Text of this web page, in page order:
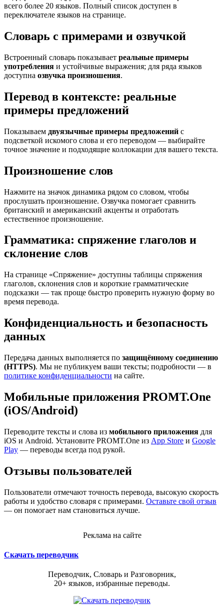
всего более 20 языков. Полный список доступен в
переключателе языков на странице.
Словарь с примерами и озвучкой
Встроенный словарь показывает реальные примеры
употребления и устойчивые выражения; для ряда языков
доступна озвучка произношения.
Перевод в контексте: реальные
примеры предложений
Показываем двуязычные примеры предложений с
подсветкой искомого слова и его переводом — выбирайте
точное значение и подходящие коллокации для вашего текста.
Произношение слов
Нажмите на значок динамика рядом со словом, чтобы
прослушать произношение. Озвучка помогает сравнить
британский и американский акценты и отработать
естественное произношение.
Грамматика: спряжение глаголов и
склонение слов
На странице «Спряжение» доступны таблицы спряжения
глаголов, склонения слов и короткие грамматические
подсказки — так проще быстро проверить нужную форму во
время перевода.
Конфиденциальность и безопасность
данных
Передача данных выполняется по защищённому соединению
(HTTPS). Мы не публикуем ваши тексты; подробности — в
политике конфиденциальности на сайте.
Мобильные приложения PROMT.One
(iOS/Android)
Переводите тексты и слова из мобильного приложения для
iOS и Android. Установите PROMT.One из App Store и Google
Play — переводы всегда под рукой.
Отзывы пользователей
Пользователи отмечают точность перевода, высокую скорость
работы и удобство словаря с примерами. Оставьте свой отзыв
— он помогает нам становиться лучше.
Реклама на сайте
Скачать переводчик
Переводчик, Словарь и Разговорник,
20+ языков, избранные переводы.